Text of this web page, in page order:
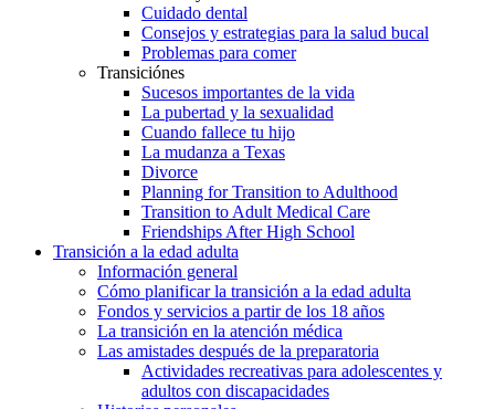
Cuidado dental
Consejos y estrategias para la salud bucal
Problemas para comer
Transiciónes
Sucesos importantes de la vida
La pubertad y la sexualidad
Cuando fallece tu hijo
La mudanza a Texas
Divorce
Planning for Transition to Adulthood
Transition to Adult Medical Care
Friendships After High School
Transición a la edad adulta
Información general
Cómo planificar la transición a la edad adulta
Fondos y servicios a partir de los 18 años
La transición en la atención médica
Las amistades después de la preparatoria
Actividades recreativas para adolescentes y
adultos con discapacidades